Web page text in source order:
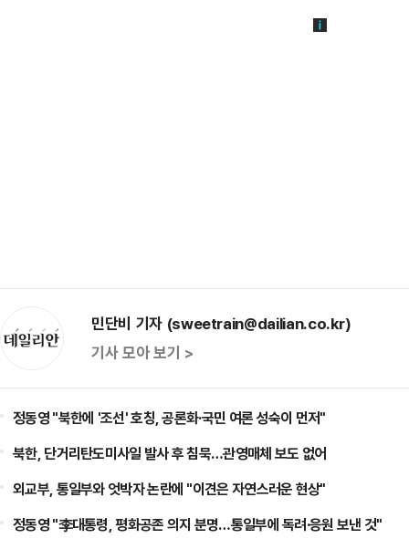
민단비 기자 (sweetrain@dailian.co.kr)
기사 모아 보기 >
정동영 "북한에 '조선' 호칭, 공론화·국민 여론 성숙이 먼저"
북한, 단거리탄도미사일 발사 후 침묵…관영매체 보도 없어
외교부, 통일부와 엇박자 논란에 "이견은 자연스러운 현상"
정동영 "李대통령, 평화공존 의지 분명…통일부에 독려·응원 보낸 것"